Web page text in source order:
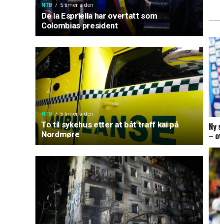
NTB 5 timer siden
De la Espriella har overtatt som
Colombias president
NTB 5 timer siden
To til sykehus etter at båt traff kai på
Nordmøre
–